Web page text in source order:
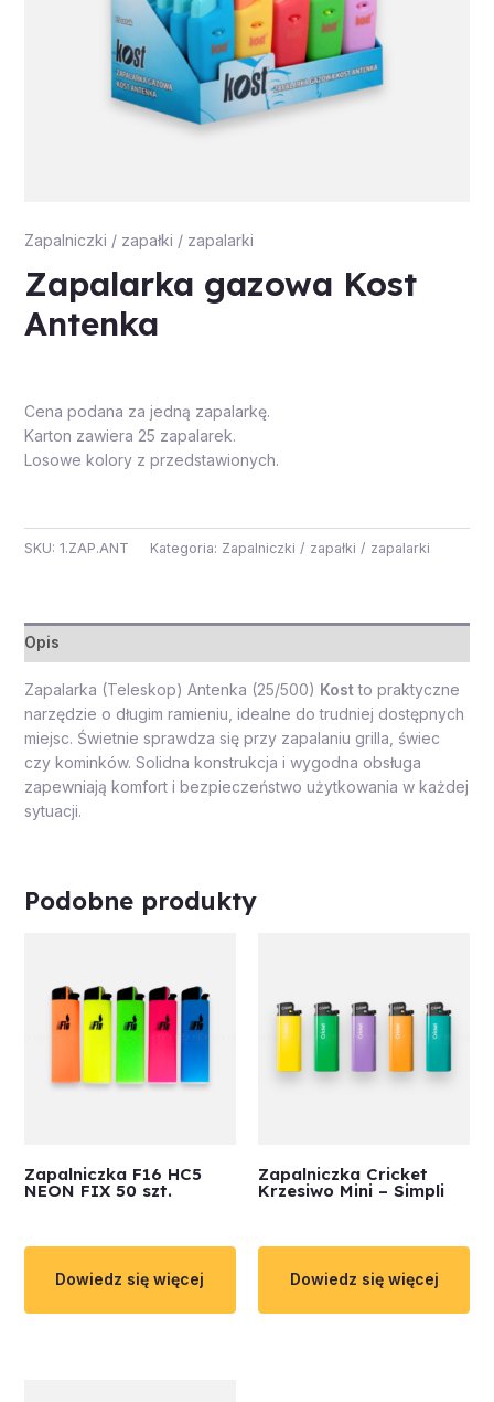
Zapalniczki / zapałki / zapalarki
Zapalarka gazowa Kost
Antenka
Cena podana za jedną zapalarkę.
Karton zawiera 25 zapalarek.
Losowe kolory z przedstawionych.
SKU: 1.ZAP.ANT Kategoria: Zapalniczki / zapałki / zapalarki
Opis
Zapalarka (Teleskop) Antenka (25/500) Kostto praktyczne
narzędzie o długim ramieniu, idealne do trudniej dostępnych
miejsc. Świetnie sprawdza się przy zapalaniu grilla, świec
czy kominków. Solidna konstrukcja i wygodna obsługa
zapewniają komfort i bezpieczeństwo użytkowania w każdej
sytuacji.
Podobne produkty
Zapalniczka F16 HC5
NEON FIX 50 szt.
Dowiedz się więcej
Zapalniczka Cricket
Krzesiwo Mini – Simpli
Dowiedz się więcej